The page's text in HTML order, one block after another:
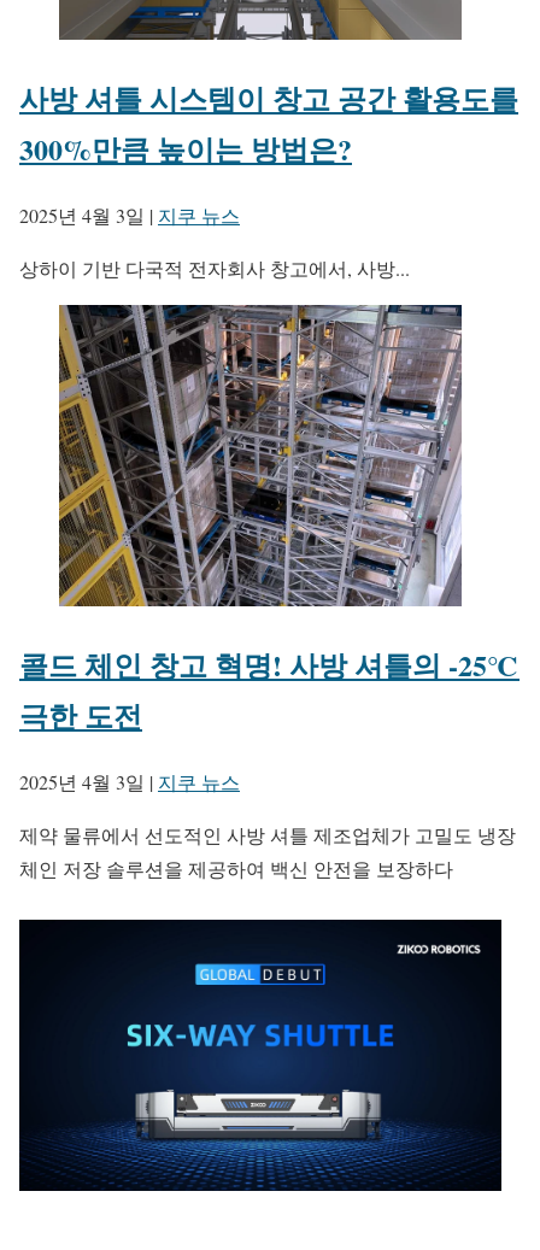
사방 셔틀 시스템이 창고 공간 활용도를
300%만큼 높이는 방법은?
2025년 4월 3일 | 지쿠 뉴스
상하이 기반 다국적 전자회사 창고에서, 사방...
콜드 체인 창고 혁명! 사방 셔틀의 -25℃
극한 도전
2025년 4월 3일 | 지쿠 뉴스
제약 물류에서 선도적인 사방 셔틀 제조업체가 고밀도 냉장
체인 저장 솔루션을 제공하여 백신 안전을 보장하다